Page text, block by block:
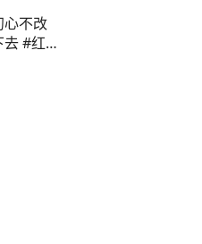
心不改
#红船